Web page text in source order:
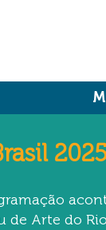
de Arte do